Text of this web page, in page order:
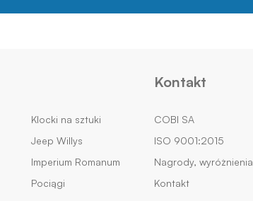
Klocki na sztuki
Jeep Willys
Imperium Romanum
Pociągi
Kontakt
COBI SA
ISO 9001:2015
Nagrody, wyróżnienia
Kontakt